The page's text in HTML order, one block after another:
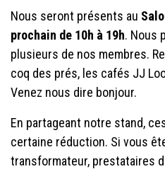
Nous seront présents au
prochain de 10h à 19h. Nous
plusieurs de nos membres.
coq des prés, les cafés JJ
Venez nous dire bonjour.
En partageant notre stand,
certaine réduction. Si vous
transformateur, prestataires